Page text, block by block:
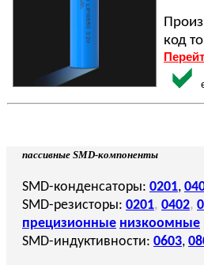
код
пассивные SMD-компоненты
SMD-конденсаторы: 0201,
SMD-резисторы: 0201, 0402,
прецизионные низкоомные
SMD-индуктивности: 0603,